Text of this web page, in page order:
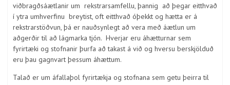
viðbragðsáætlanir um rekstrarsamfellu, þannig að þegar eitthvað
í ytra umhverfinu breytist, oft eitthvað óþekkt og hætta er á
rekstrarstöðvun, þá er nauðsynlegt að vera með áætlun um
aðgerðir til að lágmarka tjón. Hverjar eru áhætturnar sem
fyrirtæki og stofnanir þurfa að takast á við og hversu berskjölduð
eru þau gagnvart þessum áhættum.
Talað er um áfallaþol fyrirtækja og stofnana sem getu þeirra til